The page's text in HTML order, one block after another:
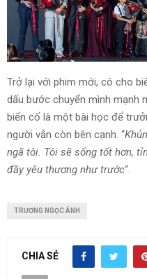
Trở lại với phim mới, cô cho
dấu bước chuyển mình mạnh
biến cố là một bài học để
người vẫn còn bên cạnh. “
ngã tôi. Tôi sẽ sống tốt hơn,
đầy yêu thương như trước“.
TRƯƠNG NGỌC ÁNH
CHIA SẺ